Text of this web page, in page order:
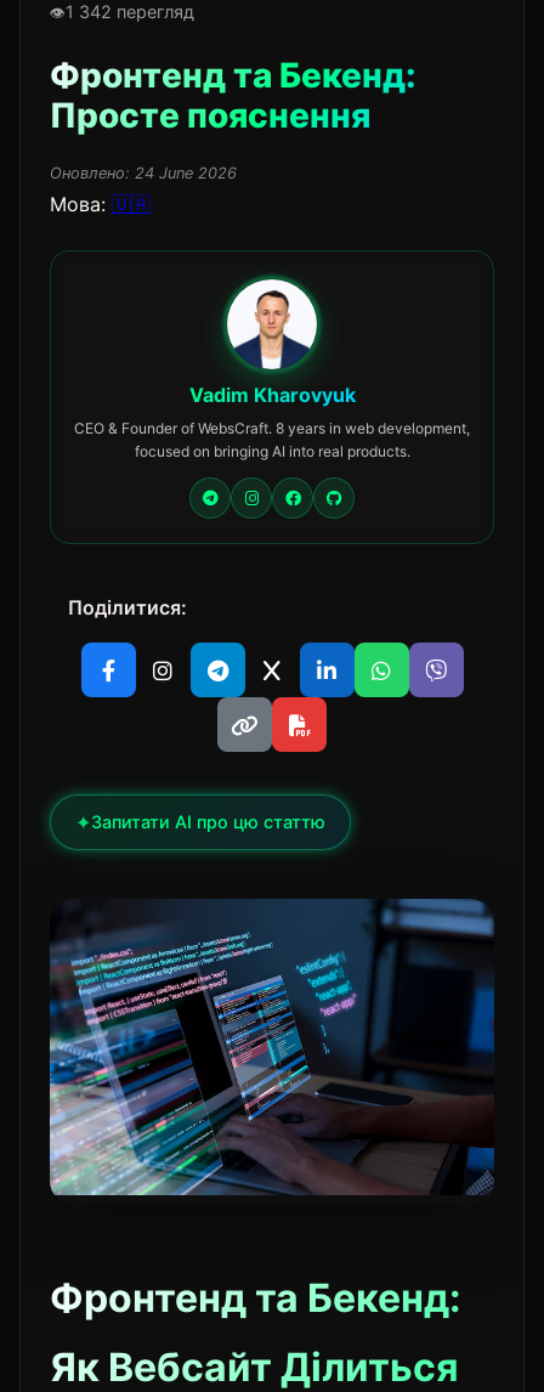
1 342 перегляд
Фронтенд та Бекенд:
Просте пояснення
Оновлено: 24 June 2026
Мова: 🇺🇦
Vadim Kharovyuk
CEO & Founder of WebsCraft. 8 years in web development,
focused on bringing AI into real products.
Поділитися:
✦Запитати AI про цю статтю
Фронтенд та Бекенд:
Як Вебсайт Ділиться